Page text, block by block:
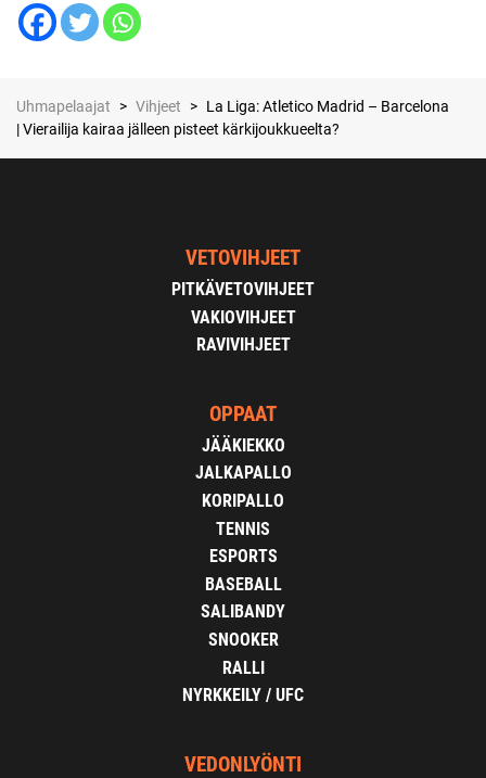
Uhmapelaajat > Vihjeet > La Liga: Atletico Madrid – Barcelona
| Vierailija kairaa jälleen pisteet kärkijoukkueelta?
VETOVIHJEET
PITKÄVETOVIHJEET
VAKIOVIHJEET
RAVIVIHJEET
OPPAAT
JÄÄKIEKKO
JALKAPALLO
KORIPALLO
TENNIS
ESPORTS
BASEBALL
SALIBANDY
SNOOKER
RALLI
NYRKKEILY / UFC
VEDONLYÖNTI